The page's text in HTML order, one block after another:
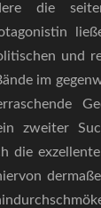
die
und
im
zweiter
die